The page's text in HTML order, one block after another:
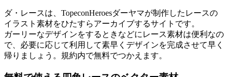
ダ・レースは、TopeconHeroesダーヤマが制作したレースの
イラスト素材をひたすらアーカイブするサイトです。
ガーリーなデザインをするときなどにレース素材は便利なの
で、必要に応じて利用して素早くデザインを完成させて早く
帰りましょう。規約内で無料でつかえます。